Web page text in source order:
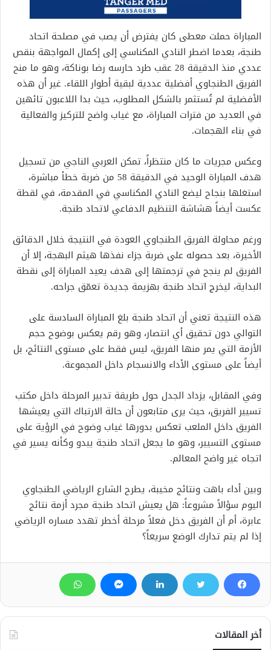
المباراة حملت معطى كان يفترض أن يصب في مصلحة اتحاد
طنجة، بعدما اضطر النادي المكناسي إلى إكمال المواجهة بنقص
عددي منذ الدقيقة 28 عقب طرد حارسه رضا بوناكة، وهو ما منح
الفريق الطنجاوي أفضلية عددية لبقية أطوار اللقاء. غير أن هذه
الأفضلية لم تُستثمر بالشكل المطلوب، حيث بدا اللاعبون تائهين
في العديد من فترات المباراة، مع غياب واضح للتركيز والفعالية
في بناء الهجمات.
وعكس مجريات ما كان منتظراً، تمكن العربي الناجي من تسجيل
هدف المباراة الوحيد في الدقيقة 58 من ضربة خطأ مباشرة،
استغلها بنجاح ليضع النادي المكناسي في المقدمة، في لقطة
عكست أيضاً هشاشة التنظيم الدفاعي لاتحاد طنجة.
ورغم محاولة الفريق الطنجاوي العودة في النتيجة خلال الدقائق
الأخيرة، بعد حصوله على ضربة جزاء نفذها هيثم البهجة، إلا أن
الفريق لم ينجح في ترجمتها إلى هدف يعيد المباراة إلى نقطة
البداية، ليخرج اتحاد طنجة بهزيمة جديدة تعمّق جراحه.
هذه النتيجة تعني أن اتحاد طنجة بلغ المباراة السادسة على
التوالي دون تحقيق أي انتصار، وهو رقم يعكس بوضوح حجم
الأزمة التي يمر منها الفريق، ليس فقط على مستوى النتائج، بل
أيضاً على مستوى الأداء والانسجام داخل المجموعة.
وفي المقابل، يزداد الجدل حول طريقة تدبير المرحلة داخل مكتب
تسيير الفريق، حيث يرى متابعون أن حالة الارتباك التي يعيشها
الفريق داخل الملعب تعكس بدورها غياب وضوح في الرؤية على
مستوى التسيير، وهو ما يجعل اتحاد طنجة يبدو وكأنه يسير في
اتجاه غير واضح المعالم.
وبين أداء باهت ونتائج مخيبة، يطرح الشارع الرياضي الطنجاوي
اليوم سؤالاً مشروعاً: هل يعيش اتحاد طنجة مجرد أزمة نتائج
عابرة، أم أن الفريق دخل فعلاً مرحلة أخطر تهدد مساره الرياضي
إذا لم يتم تدارك الوضع سريعاً؟
أخر المقالات